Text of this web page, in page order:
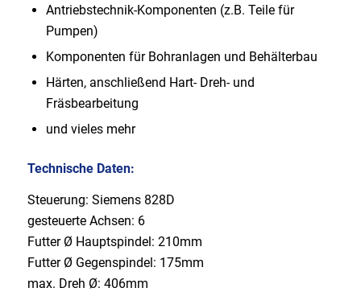
Antriebstechnik-Komponenten (z.B. Teile für
Pumpen)
Komponenten für Bohranlagen und Behälterbau
Härten, anschließend Hart- Dreh- und
Fräsbearbeitung
und vieles mehr
Technische Daten:
Steuerung: Siemens 828D
gesteuerte Achsen: 6
Futter Ø Hauptspindel: 210mm
Futter Ø Gegenspindel: 175mm
max. Dreh Ø: 406mm